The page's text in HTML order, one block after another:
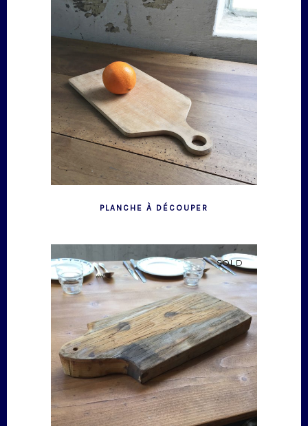
PLANCHE À DÉCOUPER
SOLD